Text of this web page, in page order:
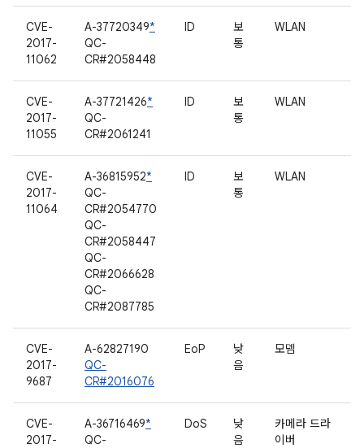
CVE-
2017-
11062
A-37720349*
QC-
CR#2058448
ID
보
통
WLAN
CVE-
2017-
11055
A-37721426*
QC-
CR#2061241
ID
보
통
WLAN
CVE-
2017-
11064
A-36815952*
QC-
CR#2054770
QC-
CR#2058447
QC-
CR#2066628
QC-
CR#2087785
ID
보
통
WLAN
CVE-
2017-
9687
A-62827190
QC-
CR#2016076
EoP
낮
음
모뎀
CVE-
2017-
A-36716469*
QC-
DoS
낮
음
카메라 드라
이버